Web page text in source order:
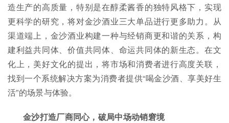
造生产的高质量，特别是在醇柔酱香的独特风格下，实现
更科学的研究，将对金沙酒业三大单品进行更多助力。从
渠道端上，金沙酒业构建一种与经销商更和谐的关系，构
建利益共同体、价值共同体、命运共同体的新生态。在文
化上，美好文化的提出，将市场和消费者进行高度关联，
找到一个系统解决方案为消费者提供“喝金沙酒、享美好生
活”的场景与体验。
金沙打造厂商同心，破局中场动销窘境